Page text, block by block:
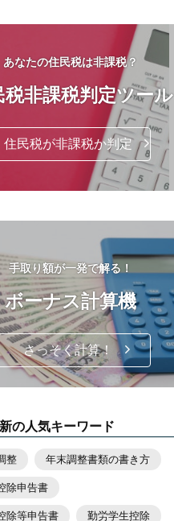
あなたの住民税は非課税？
税非課税判定ツール
住民税が非課税か判定
手取り額が一発で解る！
ボーナス計算機
さっそく計算！
の人気キーワード
整 年末調整書類の書き方
除申告書
除等申告書 勤労学生控除